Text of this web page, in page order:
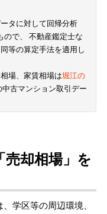
タに対して回帰分析
ので、 不動産鑑定士な
等の算定手法を適用し
場、家賃相場は堀江の
古マンション取引デー
却相場」を
学区等の周辺環境、